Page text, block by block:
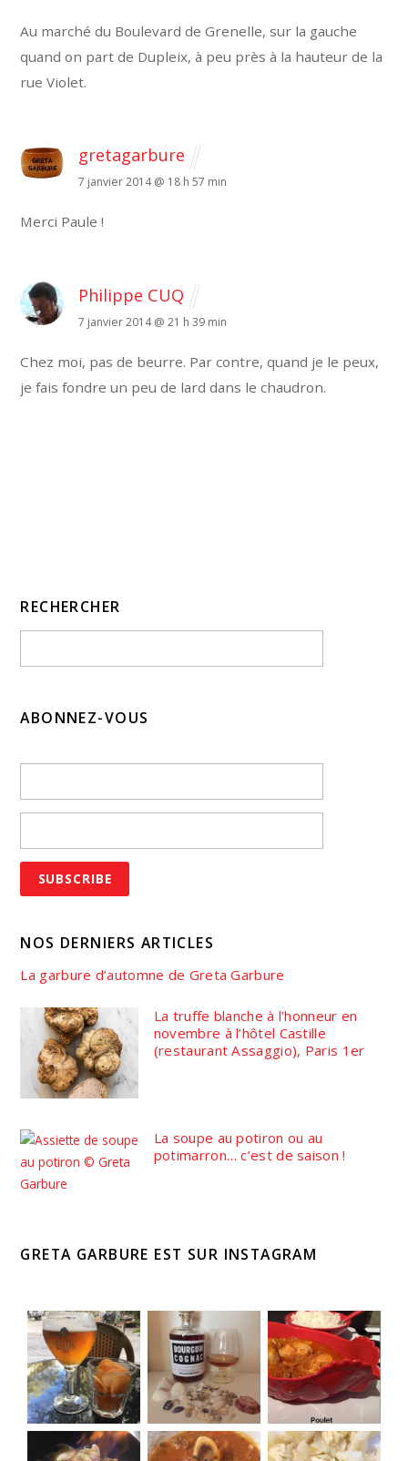
Au marché du Boulevard de Grenelle, sur la gauche
quand on part de Dupleix, à peu près à la hauteur de la
rue Violet.
gretagarbure
7 janvier 2014 @ 18 h 57 min
Merci Paule !
Philippe CUQ
7 janvier 2014 @ 21 h 39 min
Chez moi, pas de beurre. Par contre, quand je le peux,
je fais fondre un peu de lard dans le chaudron.
RECHERCHER
ABONNEZ-VOUS
NOS DERNIERS ARTICLES
La garbure d’automne de Greta Garbure
La truffe blanche à l’honneur en
novembre à l’hôtel Castille
(restaurant Assaggio), Paris 1er
La soupe au potiron ou au
potimarron… c’est de saison !
GRETA GARBURE EST SUR INSTAGRAM